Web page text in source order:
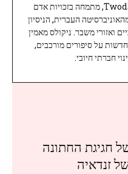
ניקולס, עיתונאי ותיק ומוערך ב-Twoday, מתמחה בזכויות אדם
העברית, הניסיון
ואזורי משבר. ניקולס מאמין
על סיפורים מורכבים,
חברתי חיובי.
חגיגת החתונה
זנדאיה